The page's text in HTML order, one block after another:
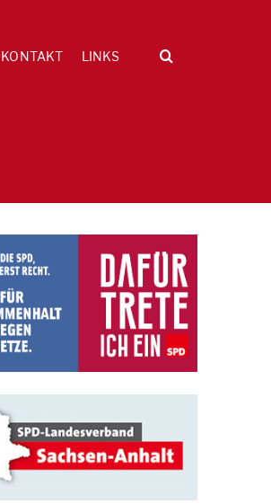
KONTAKT LINKS